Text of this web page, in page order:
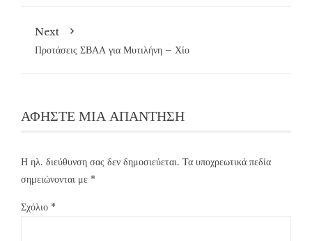
Next
Προτάσεις ΣΒΑΑ για Μυτιλήνη – Χίο
ΑΦΉΣΤΕ ΜΙΑ ΑΠΆΝΤΗΣΗ
Η ηλ. διεύθυνση σας δεν δημοσιεύεται. Τα υποχρεωτικά πεδία
σημειώνονται με *
Σχόλιο *